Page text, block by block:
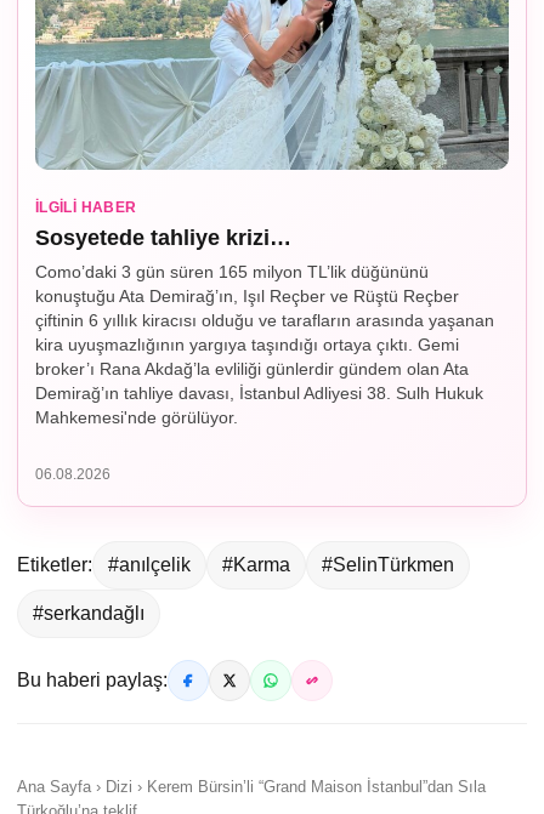
İLGILI HABER
Sosyetede tahliye krizi…
Como’daki 3 gün süren 165 milyon TL’lik düğününü
konuştuğu Ata Demirağ’ın, Işıl Reçber ve Rüştü Reçber
çiftinin 6 yıllık kiracısı olduğu ve tarafların arasında yaşanan
kira uyuşmazlığının yargıya taşındığı ortaya çıktı. Gemi
broker’ı Rana Akdağ’la evliliği günlerdir gündem olan Ata
Demirağ’ın tahliye davası, İstanbul Adliyesi 38. Sulh Hukuk
Mahkemesi'nde görülüyor.
06.08.2026
Etiketler: #anılçelik #Karma #SelinTürkmen
#serkandağlı
Bu haberi paylaş:
Ana Sayfa › Dizi › Kerem Bürsin’li “Grand Maison İstanbul”dan Sıla